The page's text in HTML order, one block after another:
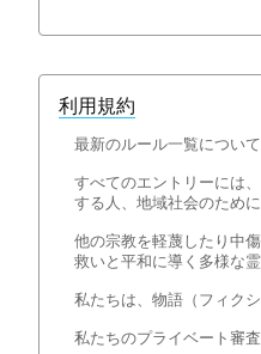
利用規約
最新のルール一覧につい
すべてのエントリーには
する人、地域社会のため
他の宗教を軽蔑したり中
救いと平和に導く多様な
私たちは、物語（フィク
私たちのプライベート審